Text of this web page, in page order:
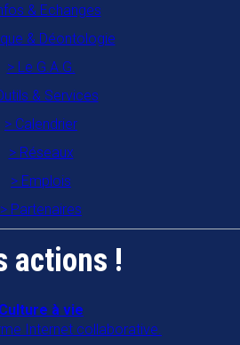
& Echanges
& Déontologie
Le G.A.G.
& Services
Calendrier
Réseaux
Emplois
Partenaires
actions !
Culture à vie
Internet collaborative.